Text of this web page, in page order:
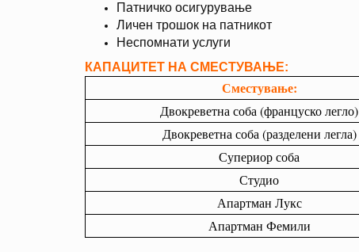
Патничко осигурување
Личен трошок на патникот
Неспомнати услуги
КАПАЦИТЕТ НА СМЕСТУВАЊЕ:
Сместување:
Двокреветна соба (француско легло)
Двокреветна соба (разделени легла)
Супериор соба
Студио
Апартман Лукс
Апартман Фемили